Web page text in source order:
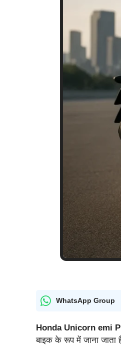
WhatsApp Group
Honda Unicorn emi
बाइक के रूप में जाना जाता